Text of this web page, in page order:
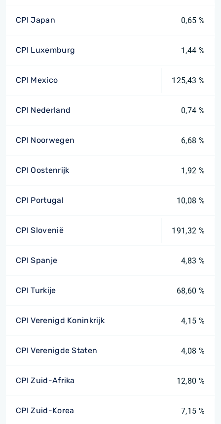
CPI Japan 0,65 %
CPI Luxemburg 1,44 %
CPI Mexico 125,43 %
CPI Nederland 0,74 %
CPI Noorwegen 6,68 %
CPI Oostenrijk 1,92 %
CPI Portugal 10,08 %
CPI Slovenië 191,32 %
CPI Spanje 4,83 %
CPI Turkije 68,60 %
CPI Verenigd Koninkrijk 4,15 %
CPI Verenigde Staten 4,08 %
CPI Zuid-Afrika 12,80 %
CPI Zuid-Korea 7,15 %